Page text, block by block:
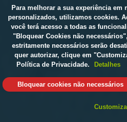
Para melhorar a sua experiência
personalizados, utilizamos cookies.
você terá acesso a todas as
"Bloquear Cookies não
estritamente necessários serão
quer autorizar, clique em
Política de Privacidade.
Detalhes
Bloquear cookies não necessários